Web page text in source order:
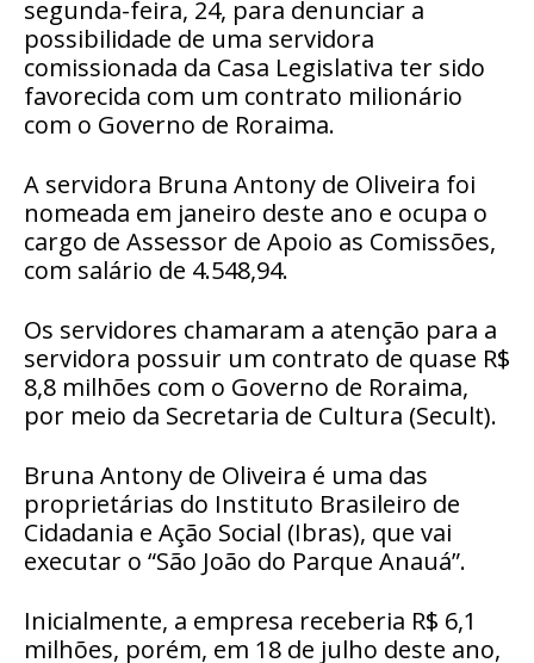
segunda-feira, 24, para denunciar a
possibilidade de uma servidora
comissionada da Casa Legislativa ter sido
favorecida com um contrato milionário
com o Governo de Roraima.
A servidora Bruna Antony de Oliveira foi
nomeada em janeiro deste ano e ocupa o
cargo de Assessor de Apoio as Comissões,
com salário de 4.548,94.
Os servidores chamaram a atenção para a
servidora possuir um contrato de quase R$
8,8 milhões com o Governo de Roraima,
por meio da Secretaria de Cultura (Secult).
Bruna Antony de Oliveira é uma das
proprietárias do Instituto Brasileiro de
Cidadania e Ação Social (Ibras), que vai
executar o “São João do Parque Anauá”.
Inicialmente, a empresa receberia R$ 6,1
milhões, porém, em 18 de julho deste ano,